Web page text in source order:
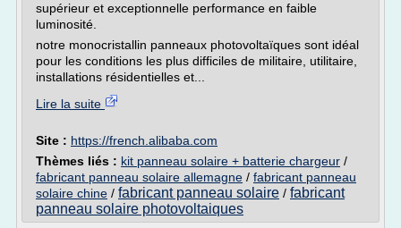
supérieur et exceptionnelle performance en faible
luminosité.
notre monocristallin panneaux photovoltaïques sont idéal
pour les conditions les plus difficiles de militaire, utilitaire,
installations résidentielles et...
Lire la suite
Site : https://french.alibaba.com
Thèmes liés : kit panneau solaire + batterie chargeur /
fabricant panneau solaire allemagne / fabricant panneau
solaire chine / fabricant panneau solaire / fabricant
panneau solaire photovoltaiques